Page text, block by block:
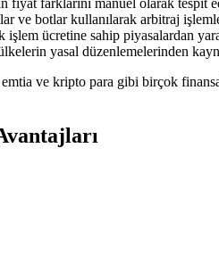
fiyat farklarını manuel olarak tespit
ve botlar kullanılarak arbitraj
işlem ücretine sahip piyasalardan
yasal düzenlemelerinden
ve kripto para gibi birçok